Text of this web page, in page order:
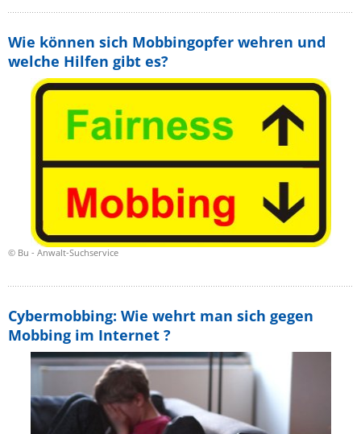
© Bu - Anwalt-Suchservice
Wie können sich Mobbingopfer wehren und
welche Hilfen gibt es?
Cybermobbing: Wie wehrt man sich gegen
Mobbing im Internet ?